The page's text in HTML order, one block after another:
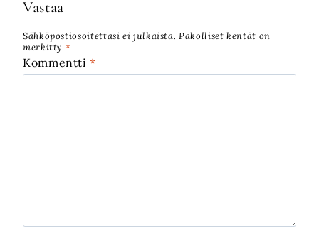
Vastaa
Sähköpostiosoitettasi ei julkaista. Pakolliset kentät on
merkitty *
Kommentti*